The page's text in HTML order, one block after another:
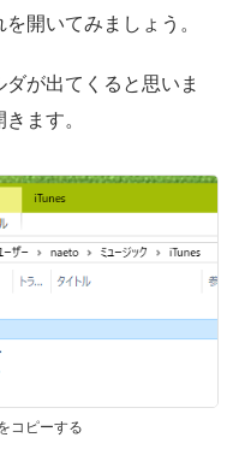
開いてみましょう。
が出てくると思いま
ます。
コピーする